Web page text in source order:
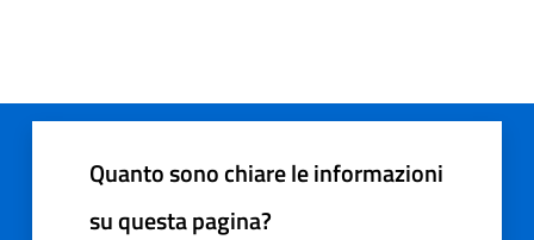
Quanto sono chiare le informazioni
su questa pagina?